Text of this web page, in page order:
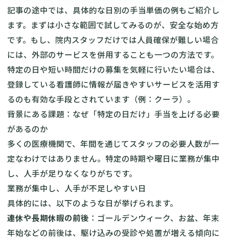
記事の途中では、具体的な日別の手当単価の例もご紹介し
ます。まずは小さな範囲で試してみるのが、安全な始め方
です。もし、院内スタッフだけでは人員確保が難しい場合
には、外部のサービスを併用することも一つの方法です。
特定の日や短い時間だけの募集を気軽に行いたい場合は、
登録している看護師に情報が届きやすいサービスを活用す
るのも有効な手段とされています（例：クーラ）。
背景にある課題：なぜ「特定の日だけ」手当を上げる必要
があるのか
多くの医療機関で、年間を通じてスタッフの必要人数が一
定なわけではありません。特定の時期や曜日に業務が集中
し、人手が足りなくなりがちです。
業務が集中し、人手が不足しやすい日
具体的には、以下のような日が挙げられます。
連休や長期休暇の前後 ：ゴールデンウィーク、お盆、年末
年始などの前後は、駆け込みの受診や処置が増える傾向に